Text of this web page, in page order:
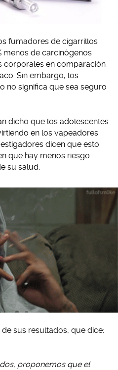
fumadores de cigarrillos
menos de carcinógenos
corporales en comparación
Sin embargo, los
no significa que sea seguro
dicho que los adolescentes
en los vapeadores
dicen que esto
que hay menos riesgo
su salud.
sus resultados, que dice:
proponemos que el